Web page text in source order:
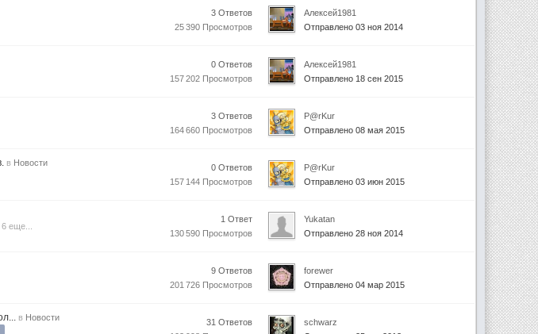
3 Ответов
25 390 Просмотров
Алексей1981
Отправлено 03 ноя 2014
0 Ответов
157 202 Просмотров
Алексей1981
Отправлено 18 сен 2015
3 Ответов
164 660 Просмотров
P@rKur
Отправлено 08 мая 2015
в Новости
0 Ответов
157 144 Просмотров
P@rKur
Отправлено 03 июн 2015
6 еще...
1 Ответ
130 590 Просмотров
Yukatan
Отправлено 28 ноя 2014
9 Ответов
201 726 Просмотров
forewer
Отправлено 04 мар 2015
в Новости
31 Ответов
schwarz